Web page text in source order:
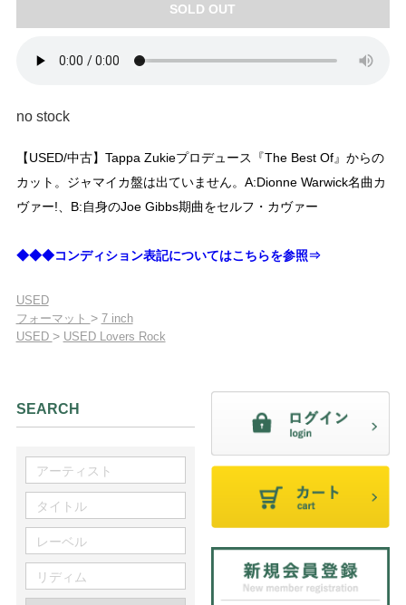
SOLD OUT
no stock
【USED/中古】Tappa Zukieプロデュース『The Best Of』からの
カット。ジャマイカ盤は出ていません。A:Dionne Warwick名曲カ
ヴァー!、B:自身のJoe Gibbs期曲をセルフ・カヴァー
◆◆◆コンディション表記についてはこちらを参照⇒
USED
フォーマット > 7 inch
USED > USED Lovers Rock
SEARCH